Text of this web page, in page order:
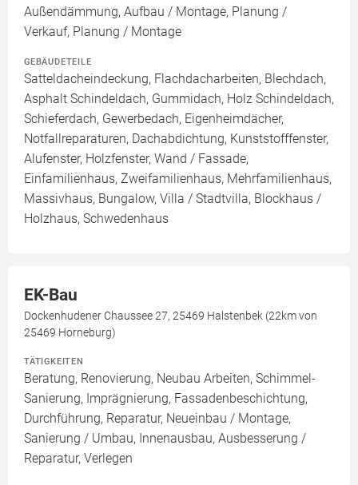
Außendämmung, Aufbau / Montage, Planung /
Verkauf, Planung / Montage
GEBÄUDETEILE
Satteldacheindeckung, Flachdacharbeiten, Blechdach,
Asphalt Schindeldach, Gummidach, Holz Schindeldach,
Schieferdach, Gewerbedach, Eigenheimdächer,
Notfallreparaturen, Dachabdichtung, Kunststofffenster,
Alufenster, Holzfenster, Wand / Fassade,
Einfamilienhaus, Zweifamilienhaus, Mehrfamilienhaus,
Massivhaus, Bungalow, Villa / Stadtvilla, Blockhaus /
Holzhaus, Schwedenhaus
EK-Bau
Dockenhudener Chaussee 27, 25469 Halstenbek (22km von
25469 Horneburg)
TÄTIGKEITEN
Beratung, Renovierung, Neubau Arbeiten, Schimmel-
Sanierung, Imprägnierung, Fassadenbeschichtung,
Durchführung, Reparatur, Neueinbau / Montage,
Sanierung / Umbau, Innenausbau, Ausbesserung /
Reparatur, Verlegen